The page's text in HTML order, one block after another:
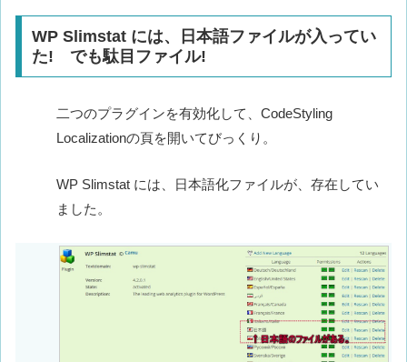
WP Slimstat には、日本語ファイルが入ってい
た! でも駄目ファイル!
二つのプラグインを有効化して、CodeStyling
Localizationの頁を開いてびっくり。
WP Slimstat には、日本語化ファイルが、存在してい
ました。